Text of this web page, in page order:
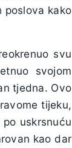
poslova kako
svu
svojom
tjedna. Ovo
tijeku,
uskrsnuću
kao dar